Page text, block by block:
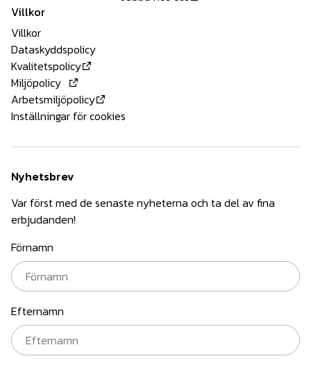
Villkor
Villkor
Dataskyddspolicy
Kvalitetspolicy
Miljöpolicy
Arbetsmiljöpolicy
Inställningar för cookies
Nyhetsbrev
Var först med de senaste nyheterna och ta del av fina
erbjudanden!
Förnamn
Efternamn